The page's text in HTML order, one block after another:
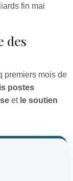
fin mai
des
premiers mois de
postes
et le soutien